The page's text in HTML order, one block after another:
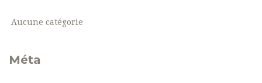
Aucune catégorie
Méta